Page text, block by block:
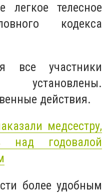
телесное
кодекса
все участники
действия.
медсестру,
над годовалой
более удобным